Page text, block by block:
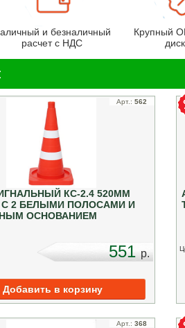
и безналичный
расчет с НДС
Крупный
Арт.:562
КС-2.4 520ММ
С 2 БЕЛЫМИ ПОЛОСАМИ И
ОСНОВАНИЕМ
551p.
Арт.:368